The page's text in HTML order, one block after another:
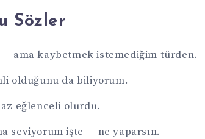
Sözler
ama kaybetmek istemediğim türden.
olduğunu da biliyorum.
eğlenceli olurdu.
seviyorum işte — ne yaparsın.